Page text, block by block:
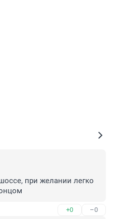
при желании легко
+0 –0